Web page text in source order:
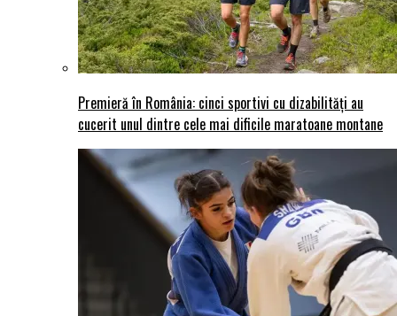
Premieră în România: cinci sportivi cu dizabilități au
cucerit unul dintre cele mai dificile maratoane montane